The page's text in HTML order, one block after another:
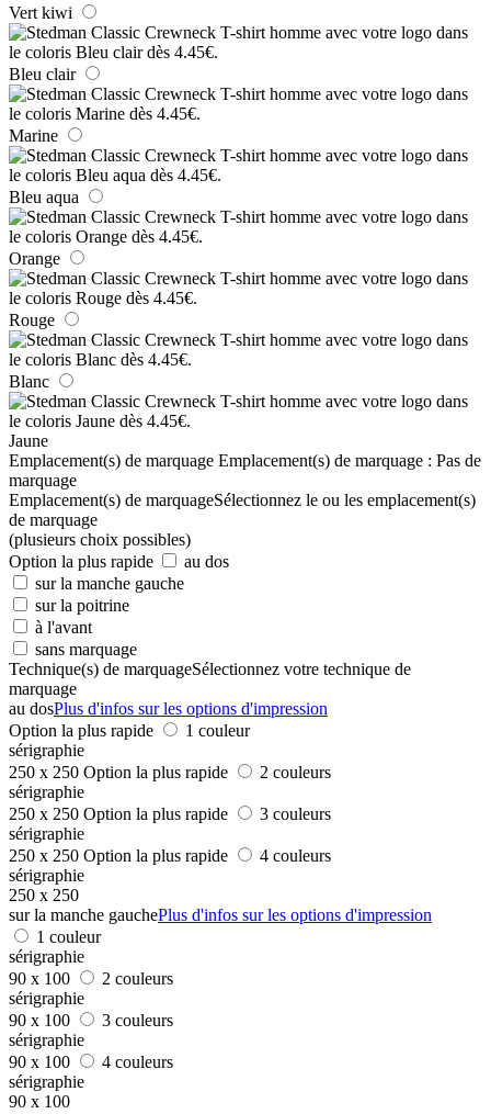
Vert kiwi
Bleu clair
Marine
Bleu aqua
Orange
Rouge
Blanc
Jaune
Emplacement(s) de marquage Emplacement(s) de marquage : Pas de
marquage
Emplacement(s) de marquageSélectionnez le ou les emplacement(s)
de marquage
(plusieurs choix possibles)
Option la plus rapide
au dos
sur la manche gauche
sur la poitrine
à l'avant
sans marquage
Technique(s) de marquageSélectionnez votre technique de
marquage
au dosPlus d'infos sur les options d'impression
Option la plus rapide
1 couleur
sérigraphie
250 x 250 Option la plus rapide
2 couleurs
sérigraphie
250 x 250 Option la plus rapide
3 couleurs
sérigraphie
250 x 250 Option la plus rapide
4 couleurs
sérigraphie
250 x 250
sur la manche gauchePlus d'infos sur les options d'impression
1 couleur
sérigraphie
90 x 100
2 couleurs
sérigraphie
90 x 100
3 couleurs
sérigraphie
90 x 100
4 couleurs
sérigraphie
90 x 100